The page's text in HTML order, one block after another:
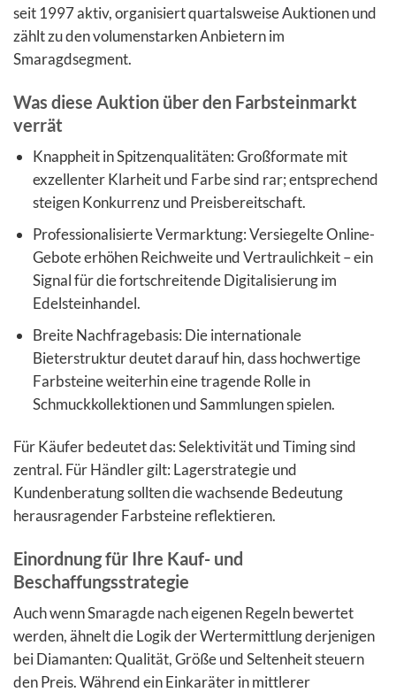
seit 1997 aktiv, organisiert quartalsweise Auktionen und
zählt zu den volumenstarken Anbietern im
Smaragdsegment.
Was diese Auktion über den Farbsteinmarkt
verrät
Knappheit in Spitzenqualitäten: Großformate mit
exzellenter Klarheit und Farbe sind rar; entsprechend
steigen Konkurrenz und Preisbereitschaft.
Professionalisierte Vermarktung: Versiegelte Online-
Gebote erhöhen Reichweite und Vertraulichkeit – ein
Signal für die fortschreitende Digitalisierung im
Edelsteinhandel.
Breite Nachfragebasis: Die internationale
Bieterstruktur deutet darauf hin, dass hochwertige
Farbsteine weiterhin eine tragende Rolle in
Schmuckkollektionen und Sammlungen spielen.
Für Käufer bedeutet das: Selektivität und Timing sind
zentral. Für Händler gilt: Lagerstrategie und
Kundenberatung sollten die wachsende Bedeutung
herausragender Farbsteine reflektieren.
Einordnung für Ihre Kauf- und
Beschaffungsstrategie
Auch wenn Smaragde nach eigenen Regeln bewertet
werden, ähnelt die Logik der Wertermittlung derjenigen
bei Diamanten: Qualität, Größe und Seltenheit steuern
den Preis. Während ein Einkaräter in mittlerer